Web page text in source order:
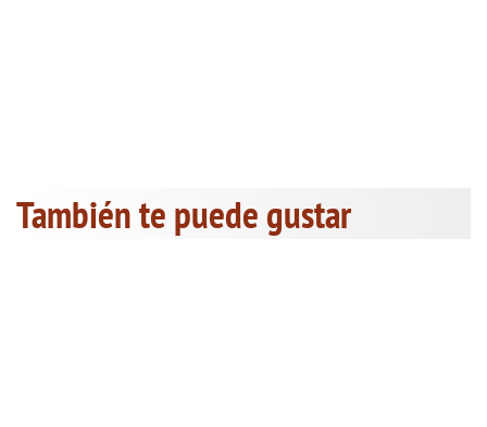
También te puede gustar